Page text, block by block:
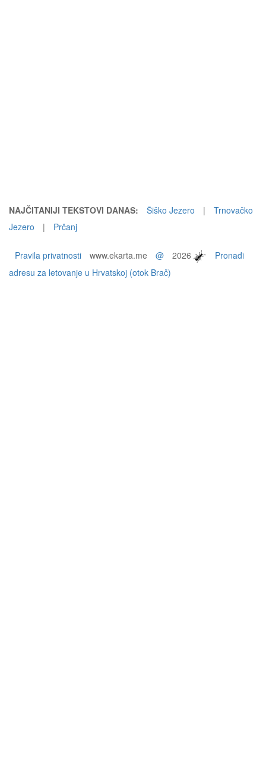
NAJČITANIJI TEKSTOVI DANAS: Šiško Jezero |
Trnovačko
Jezero
| Prčanj
Pravila privatnosti www.ekarta.me @ 2026
Pronađi
adresu za letovanje u Hrvatskoj (otok Brač)